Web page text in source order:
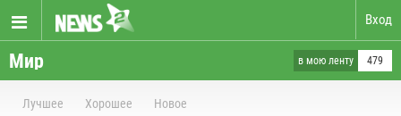
Вход
Мир в мою ленту 479
Лучшее Хорошее Новое